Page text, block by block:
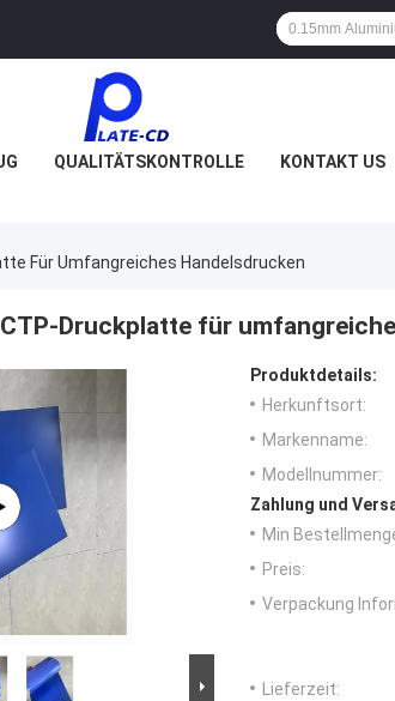
QUALITÄTSKONTROLLE KONTAKT US
Für Umfangreiches Handelsdrucken
Druckplatte für
Produktdetails:
Herkunftsort:
Markenname:
Modellnummer:
Zahlung und
Min
Preis:
Verpackung
Lieferzeit: